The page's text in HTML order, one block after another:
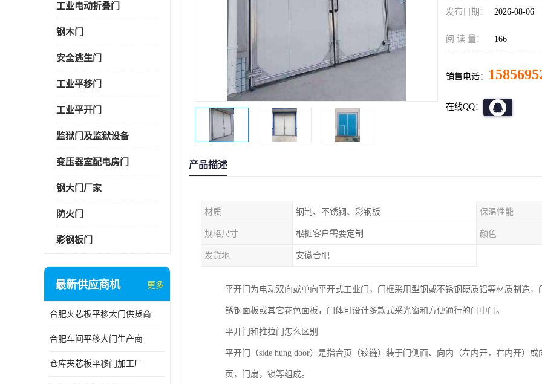
工业电动折叠门
钢木门
安全逃生门
工业平移门
工业平开门
监狱门及监狱设备
变压器室配电房门
钢大门厂家
防火门
彩钢板门
最新供应商机 更多
合肥夹芯板平移大门供货商
合肥车间平移大门生产商
仓库夹芯板平移门加工厂
发布日期： 2026-08-06
阅 读 量： 166
销售电话：
在线QQ：
产品描述
材质 钢制、不锈钢、彩钢板 保温性能
规格尺寸 根据客户需要定制 颜色
发货地 安徽合肥
平开门为电动双向或单向平开式工业门，门框采用型钢或不锈钢硬质铝等材质制造
锈钢面板或其它花色面板，门体可设计多款式采光窗和方便通行的门中门。
平开门和推拉门怎么区别
平开门（side hung door）是指合页（铰链）装于门侧面、向内（左内开，右内开）
页，门扇，锁等组成。